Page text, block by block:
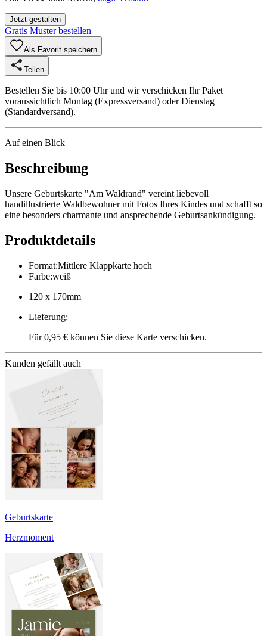
Jetzt gestalten
Gratis Muster bestellen
Als Favorit speichern
Teilen
Bestellen Sie bis 10:00 Uhr und wir verschicken Ihr Paket
voraussichtlich Montag (Expressversand) oder Dienstag
(Standardversand).
Auf einen Blick
Beschreibung
Unsere Geburtskarte "Am Waldrand" vereint liebevoll
handillustrierte Waldbewohner mit Fotos Ihres Kindes und schafft so
eine besonders charmante und ansprechende Geburtsankündigung.
Produktdetails
Format:Mittlere Klappkarte hoch
Farbe:weiß
120 x 170mm
Lieferung:
Für 0,95 € können Sie diese Karte verschicken.
Kunden gefällt auch
Geburtskarte
Herzmoment